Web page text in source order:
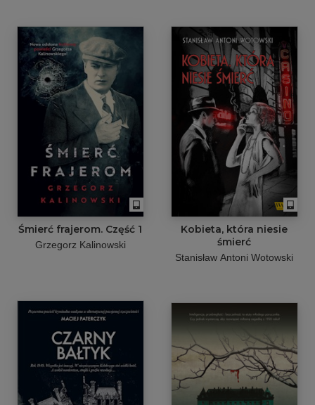
Śmierć frajerom. Część 1
Grzegorz Kalinowski
Kobieta, która niesie
śmierć
Stanisław Antoni Wotowski